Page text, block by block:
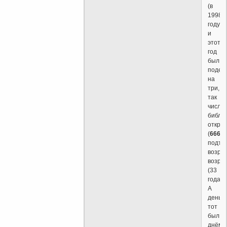
(в
1998
году)
и
этот
год
был
на
три,
так
число
(666
(33
года).
А
день
тот
был
днём